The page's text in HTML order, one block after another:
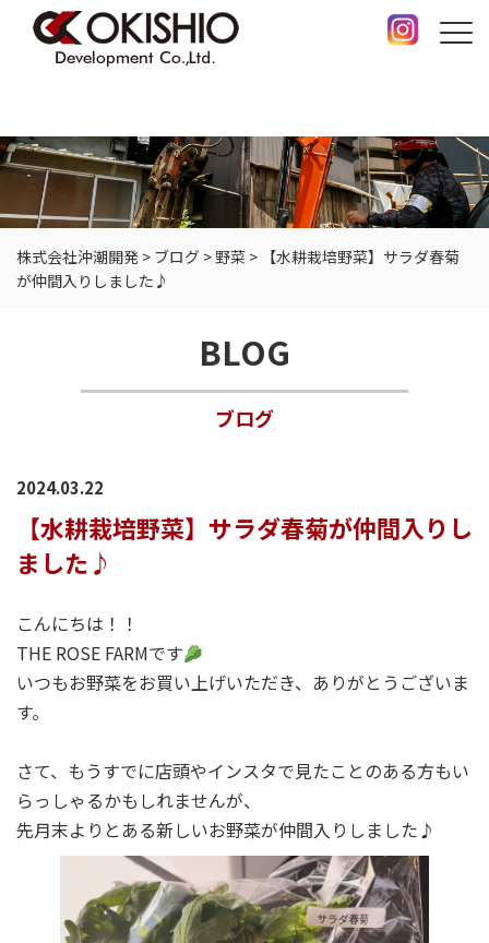
株式会社沖潮開発 > ブログ >野菜 > 【水耕栽培野菜】サラダ春菊
が仲間入りしました♪
BLOG
ブログ
2024.03.22
【水耕栽培野菜】サラダ春菊が仲間入りし
ました♪
こんにちは！！
THE ROSE FARMです
いつもお野菜をお買い上げいただき、ありがとうございま
す。
さて、もうすでに店頭やインスタで見たことのある方もい
らっしゃるかもしれませんが、
先月末よりとある新しいお野菜が仲間入りしました♪